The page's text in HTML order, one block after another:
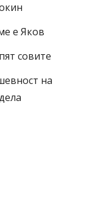
е Яков
совите
на